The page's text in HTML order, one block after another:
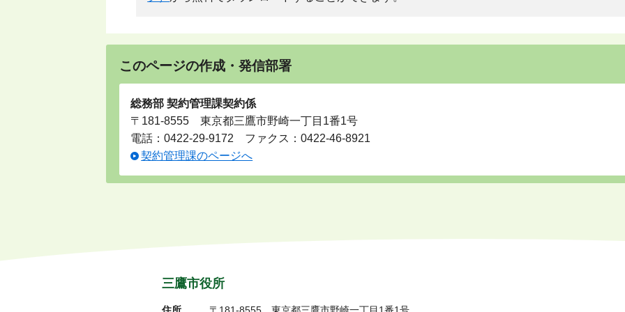
このページの作成・発信部署
総務部 契約管理課契約係
〒181-8555 東京都三鷹市野崎一丁目1番1号
電話：0422-29-9172 ファクス：0422-46-8921
契約管理課のページへ
三鷹市役所